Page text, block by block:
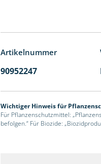
Artikelnummer
90952247
Wichtiger Hinweis für
Für Pflanzenschutzmittel:
befolgen.“ Für Biozide: